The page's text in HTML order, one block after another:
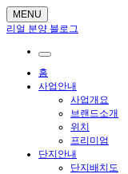
MENU
리얼 분양 블로그
홈
사업안내
사업개요
브랜드소개
위치
프리미엄
단지안내
단지배치도